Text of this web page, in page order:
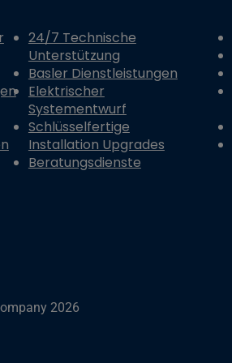
24/7 Technische
Unterstützung
Basler Dienstleistungen
Elektrischer
Systementwurf
Schlüsselfertige
Installation Upgrades
Beratungsdienste
2026